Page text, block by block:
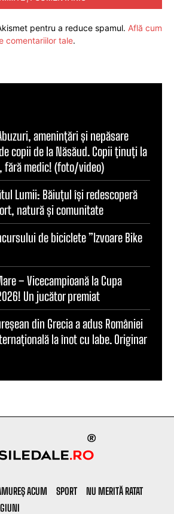
pentru a reduce spamul. Află cum
comentariilor tale.
amenințări și nepăsare
copii de la Năsăud. Copii ținuți la
fără medic! (foto/video)
Lumii: Băiuțul își redescoperă
natură și comunitate
de biciclete ”Izvoare Bike
– Vicecampioană la Cupa
Un jucător premiat
din Grecia a adus României
la înot cu labe. Originar
ACUM SPORT
NU MERITĂ RATAT